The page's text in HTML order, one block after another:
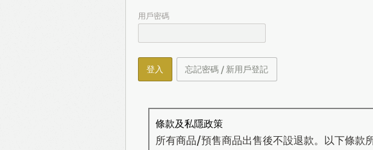
用戶密碼
登入 忘記密碼 / 新用戶登記
條款及私隱政策
所有商品/預售商品出售後不設退款。以下條款